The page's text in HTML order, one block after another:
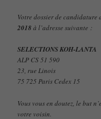
Votre dossier de candidature
2018 à l’adresse suivante :
SELECTIONS KOH-LANTA
ALP CS 51 590
23, rue Linois
75 725 Paris Cedex 15
Vous vous en doutez, le but
votre voisin.